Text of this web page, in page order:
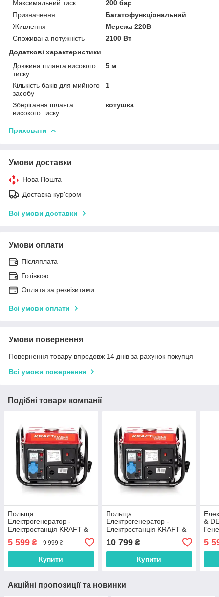
Максимальний тиск
200 бар
Призначення
Багатофункціональний
Живлення
Мережа 220В
Споживана потужність
2100 Вт
Додаткові характеристики
Довжина шланга високого
тиску
5 м
Кількість баків для мийного
засобу
1
Зберігання шланга
високого тиску
котушка
Приховати
Умови доставки
Нова Пошта
Доставка кур'єром
Всі умови доставки
Умови оплати
Післяплата
Готівкою
Оплата за реквізитами
Всі умови оплати
Умови повернення
Повернення товару впродовж 14 днів за рахунок покупця
Всі умови повернення
Подібні товари компанії
Польща
Електрогенератор -
Електростанція KRAFT &
DELE KD109
5 599 ₴ 9 999 ₴
Купити
Польща
Електрогенератор -
Електростанція KRAFT &
DELE KD109
10 799₴
Купити
&
кВт
5
Акційні пропозиції та новинки